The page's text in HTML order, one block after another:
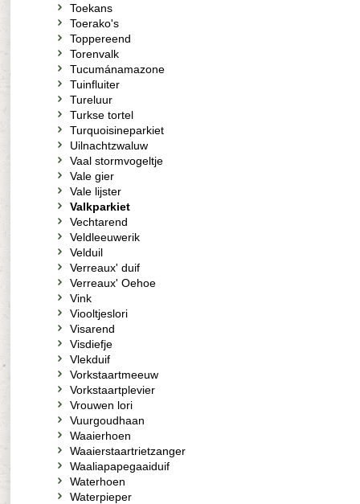
Toekans
Toerako's
Toppereend
Torenvalk
Tucumánamazone
Tuinfluiter
Tureluur
Turkse tortel
Turquoisineparkiet
Uilnachtzwaluw
Vaal stormvogeltje
Vale gier
Vale lijster
Valkparkiet
Vechtarend
Veldleeuwerik
Velduil
Verreaux' duif
Verreaux' Oehoe
Vink
Viooltjeslori
Visarend
Visdiefje
Vlekduif
Vorkstaartmeeuw
Vorkstaartplevier
Vrouwen lori
Vuurgoudhaan
Waaierhoen
Waaierstaartrietzanger
Waaliapapegaaiduif
Waterhoen
Waterpieper